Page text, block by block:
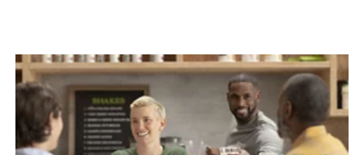
न्यूट्रिशन क्लब में शेक का आनंद लेते हुए